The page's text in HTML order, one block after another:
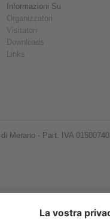
Informazioni Su
Organizzatori
Visitatori
Downloads
Links
Merano - Part. IVA